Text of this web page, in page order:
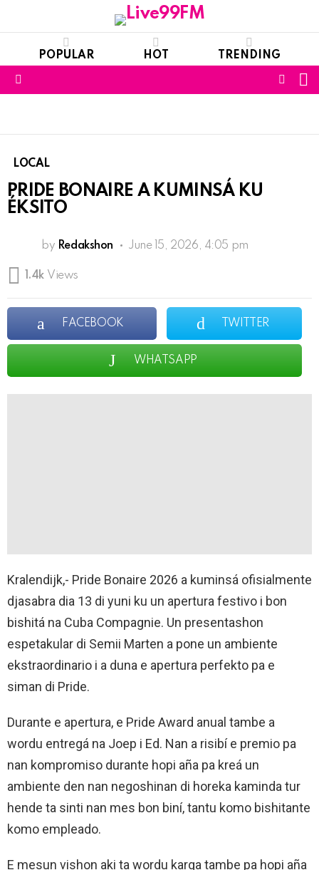
POPULAR HOT TRENDING
LOCAL
PRIDE BONAIRE A KUMINSÁ KU
ÉKSITO
by Redakshon June 15, 2026, 4:05 pm
1.4k Views
FACEBOOK TWITTER
WHATSAPP
Kralendijk,- Pride Bonaire 2026 a kuminsá ofisialmente
djasabra dia 13 di yuni ku un apertura festivo i bon
bishitá na Cuba Compagnie. Un presentashon
espetakular di Semii Marten a pone un ambiente
ekstraordinario i a duna e apertura perfekto pa e
siman di Pride.
Durante e apertura, e Pride Award anual tambe a
wordu entregá na Joep i Ed. Nan a risibí e premio pa
nan kompromiso durante hopi aña pa kreá un
ambiente den nan negoshinan di horeka kaminda tur
hende ta sinti nan mes bon biní, tantu komo bishitante
komo empleado.
E mesun vishon aki ta wordu karga tambe pa hopi aña